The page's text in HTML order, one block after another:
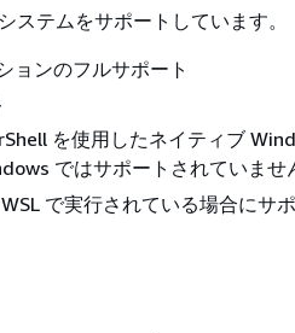
ステムをサポートしています。
ョンのフルサポート
を使用したネイティブ
ではサポートされていませ
で実行されている場合にサ